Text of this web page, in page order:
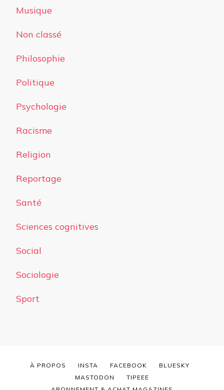
Musique
Non classé
Philosophie
Politique
Psychologie
Racisme
Religion
Reportage
Santé
Sciences cognitives
Social
Sociologie
Sport
À PROPOS INSTA FACEBOOK
BLUESKY
MASTODON
TIPEEE